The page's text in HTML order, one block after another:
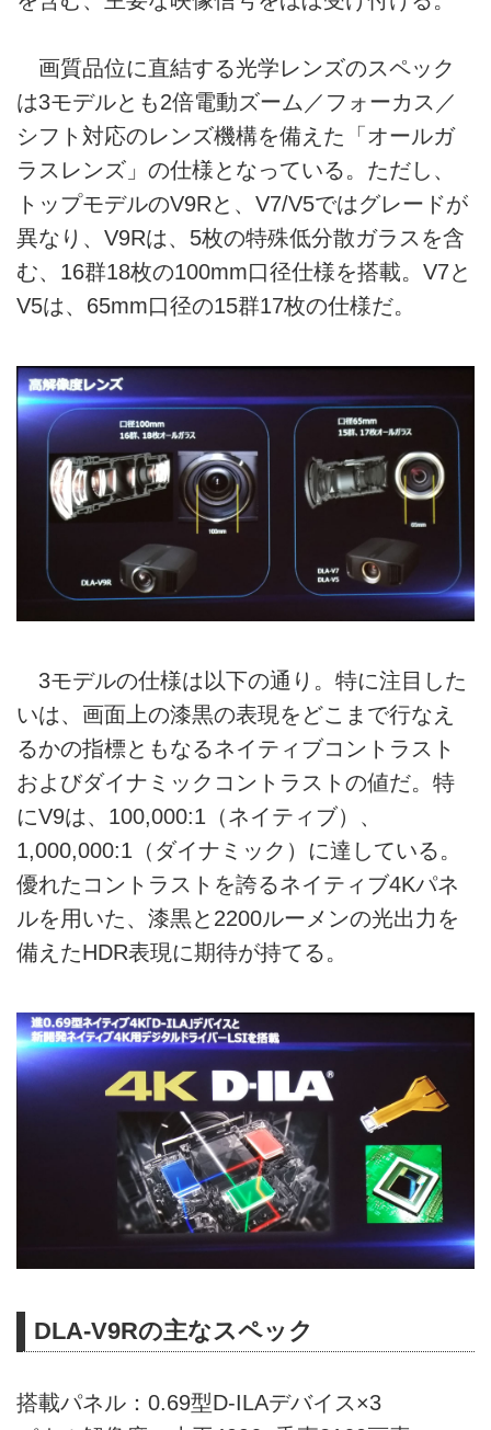
画質品位に直結する光学レンズのスペック
は3モデルとも2倍電動ズーム／フォーカス／
シフト対応のレンズ機構を備えた「オールガ
ラスレンズ」の仕様となっている。ただし、
トップモデルのV9Rと、V7/V5ではグレードが
異なり、V9Rは、5枚の特殊低分散ガラスを含
む、16群18枚の100mm口径仕様を搭載。V7と
V5は、65mm口径の15群17枚の仕様だ。
3モデルの仕様は以下の通り。特に注目した
いは、画面上の漆黒の表現をどこまで行なえ
るかの指標ともなるネイティブコントラスト
およびダイナミックコントラストの値だ。特
にV9は、100,000:1（ネイティブ）、
1,000,000:1（ダイナミック）に達している。
優れたコントラストを誇るネイティブ4Kパネ
ルを用いた、漆黒と2200ルーメンの光出力を
備えたHDR表現に期待が持てる。
DLA-V9Rの主なスペック
搭載パネル：0.69型D-ILAデバイス×3